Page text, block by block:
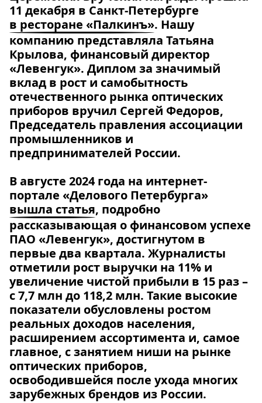
11 декабря в Санкт-Петербурге
в ресторане «Палкинъ». Нашу
компанию представляла Татьяна
Крылова, финансовый директор
«Левенгук». Диплом за значимый
вклад в рост и самобытность
отечественного рынка оптических
приборов вручил Сергей Федоров,
Председатель правления ассоциации
промышленников и
предпринимателей России.
В августе 2024 года на интернет-
портале «Делового Петербурга»
вышла статья, подробно
рассказывающая о финансовом успехе
ПАО «Левенгук», достигнутом в
первые два квартала. Журналисты
отметили рост выручки на 11% и
увеличение чистой прибыли в 15 раз –
с 7,7 млн до 118,2 млн. Такие высокие
показатели обусловлены ростом
реальных доходов населения,
расширением ассортимента и, самое
главное, с занятием ниши на рынке
оптических приборов,
освободившейся после ухода многих
зарубежных брендов из России.